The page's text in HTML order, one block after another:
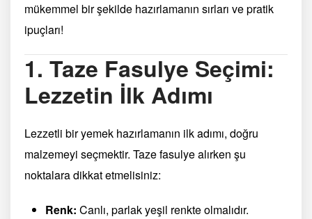
mükemmel bir şekilde hazırlamanın sırları ve pratik
ipuçları!
1. Taze Fasulye Seçimi:
Lezzetin İlk Adımı
Lezzetli bir yemek hazırlamanın ilk adımı, doğru
malzemeyi seçmektir. Taze fasulye alırken şu
noktalara dikkat etmelisiniz:
Renk: Canlı, parlak yeşil renkte olmalıdır.